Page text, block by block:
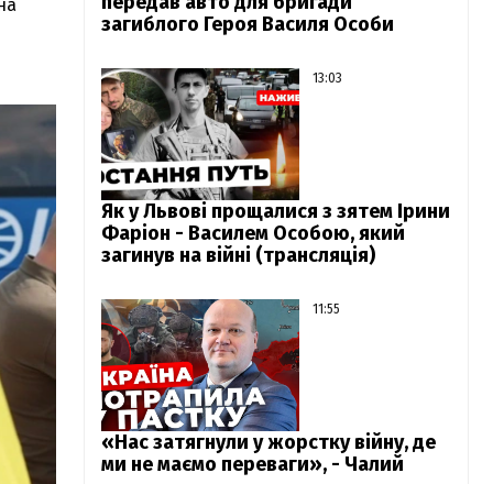
загиблого Героя Василя Особи
13:03
Як у Львові прощалися з зятем Ірини
Фаріон - Василем Особою, який
загинув на війні (трансляція)
11:55
«Нас затягнули у жорстку війну, де
ми не маємо переваги», - Чалий